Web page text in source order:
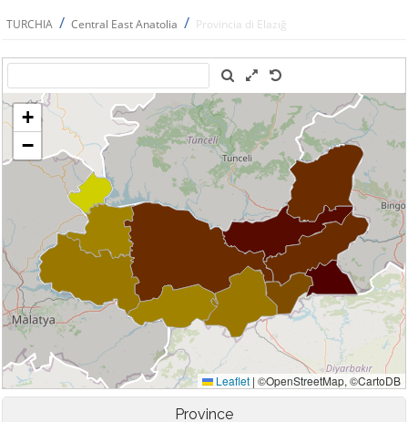
TURCHIA / Central East Anatolia / Provincia di Elazığ
Province